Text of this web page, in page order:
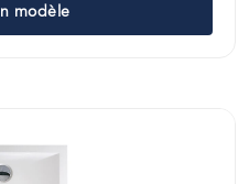
modèle